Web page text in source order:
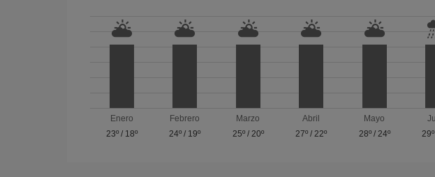
Enero
23º/ 18º
Febrero
24º / 19º
Marzo
25º/ 20º
Abril
27º /22º
Mayo
28º/ 24º
29º